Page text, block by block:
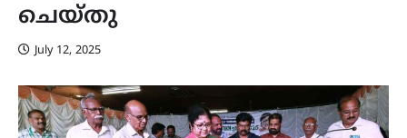
ചെയ്തു
July 12, 2025